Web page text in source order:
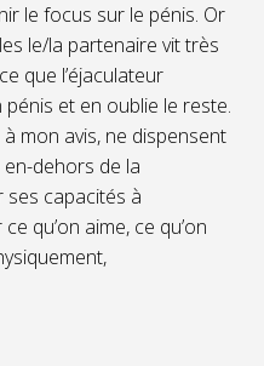
le focus sur le pénis. Or
le/la partenaire vit très
que l’éjaculateur
et en oublie le reste.
mon avis, ne dispensent
en-dehors de la
capacités à
qu’on aime, ce qu’on